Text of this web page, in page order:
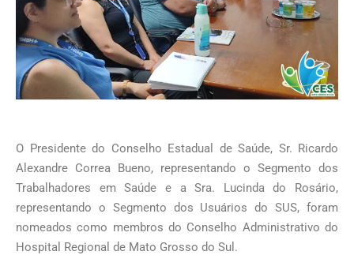
O Presidente do Conselho Estadual de Saúde, Sr. Ricardo
Alexandre Correa Bueno, representando o Segmento dos
Trabalhadores em Saúde e a Sra. Lucinda do Rosário,
representando o Segmento dos Usuários do SUS, foram
nomeados como membros do Conselho Administrativo do
Hospital Regional de Mato Grosso do Sul.